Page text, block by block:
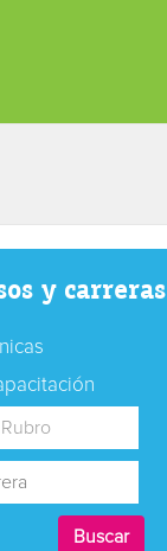
y carreras